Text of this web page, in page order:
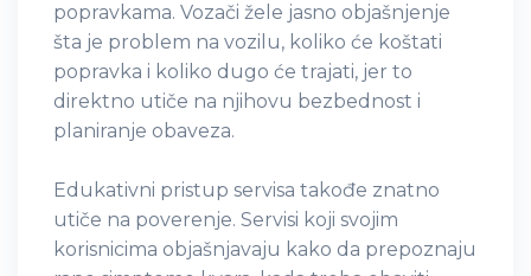
popravkama. Vozači žele jasno objašnjenje
šta je problem na vozilu, koliko će koštati
popravka i koliko dugo će trajati, jer to
direktno utiče na njihovu bezbednost i
planiranje obaveza.
Edukativni pristup servisa takođe znatno
utiče na poverenje. Servisi koji svojim
korisnicima objašnjavaju kako da prepoznaju